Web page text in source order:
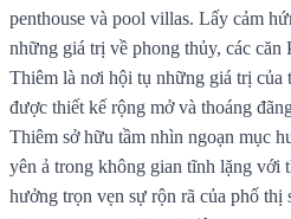
penthouse và pool villas. Lấy cảm
những giá trị về phong thủy, các căn
Thiêm là nơi hội tụ những giá trị của
được thiết kế rộng mở và thoáng
Thiêm sở hữu tầm nhìn ngoạn mục
yên ả trong không gian tĩnh lặng với
hưởng trọn vẹn sự rộn rã của phố thị